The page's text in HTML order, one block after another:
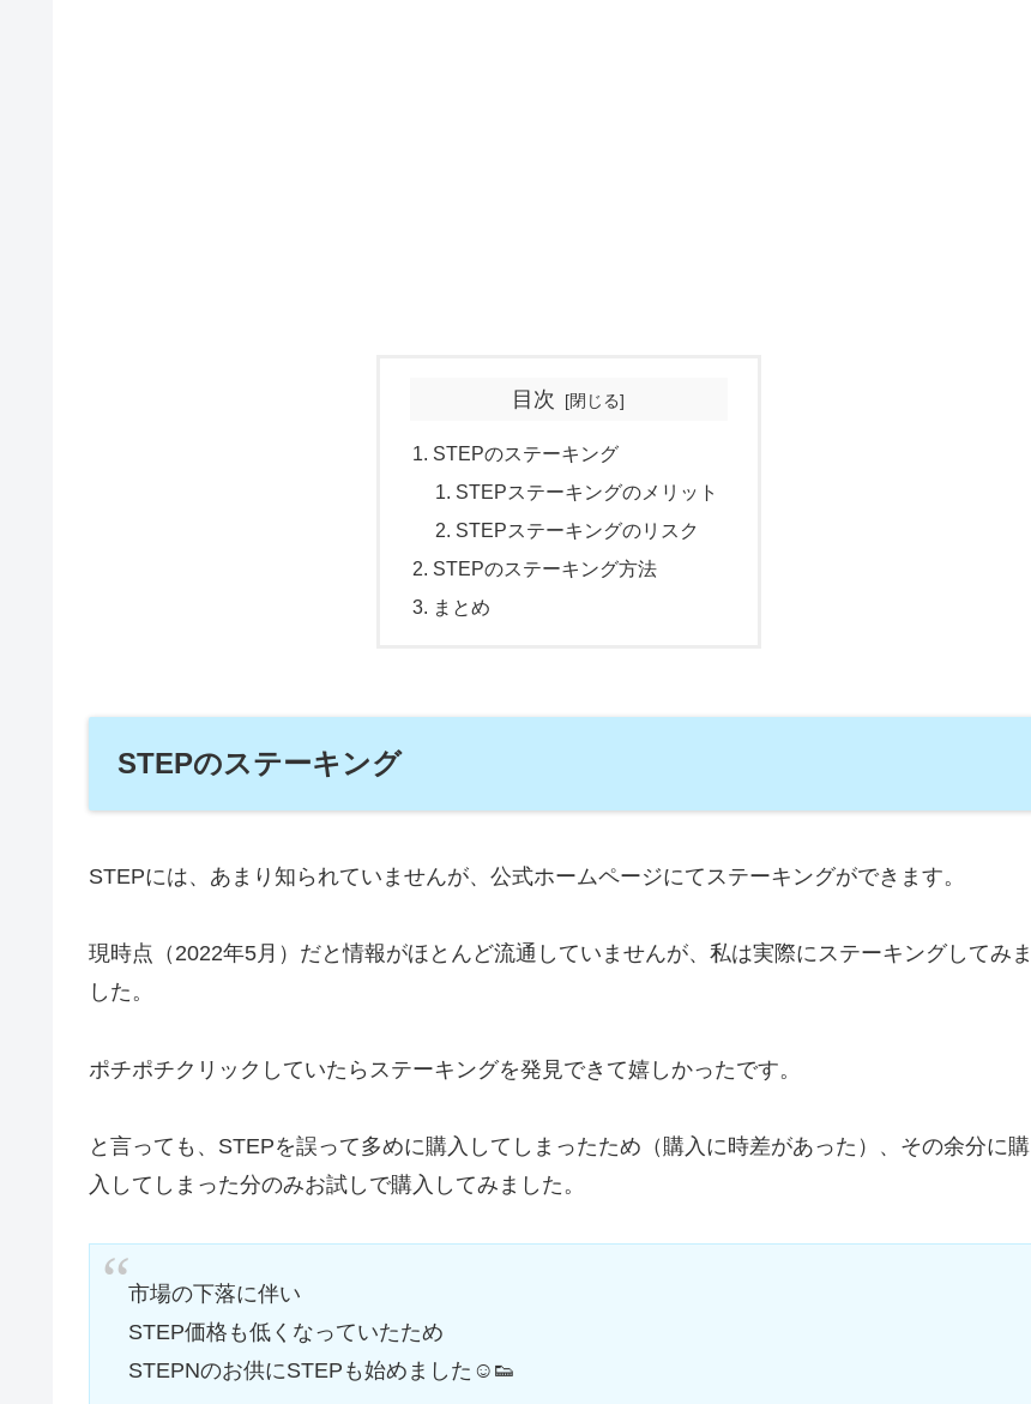
目次
STEPのステーキング
STEPステーキングのメリット
STEPステーキングのリスク
STEPのステーキング方法
まとめ
STEPのステーキング
STEPには、あまり知られていませんが、公式ホームページにてステーキングができます。
現時点（2022年5月）だと情報がほとんど流通していませんが、私は実際にステーキングしてみま
した。
ポチポチクリックしていたらステーキングを発見できて嬉しかったです。
と言っても、STEPを誤って多めに購入してしまったため（購入に時差があった）、その余分に購
入してしまった分のみお試しで購入してみました。
市場の下落に伴い
STEP価格も低くなっていたため
STEPNのお供にSTEPも始めました☺️👟